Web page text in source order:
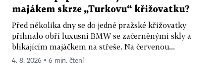
majákem skrze „Turkovu“ křižovatku?
Před několika dny se do jedné pražské křižovatky
přihnalo obří luxusní BMW se začerněnými skly a
blikajícím majáčkem na střeše. Na červenou...
4. 8. 2026 ▪ 6 min. čtení